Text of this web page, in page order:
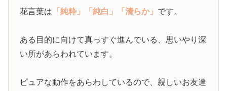
花言葉は 「純粋」 「純白」 「清らか」 です。
ある目的に向けて真っすぐ進んでいる、思いやり深
い所があらわれています。
ピュアな動作をあらわしているので、親しいお友達